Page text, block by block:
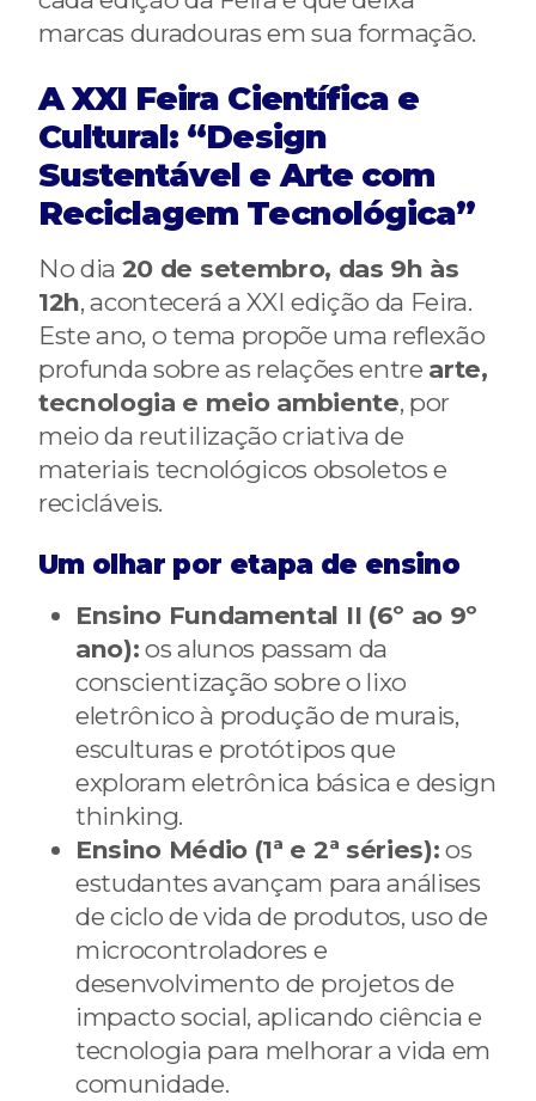
marcas duradouras em sua formação.
A XXI Feira Científica e
Cultural: “Design
Sustentável e Arte com
Reciclagem Tecnológica”
No dia 20 de setembro, das 9h às
12h, acontecerá a XXI edição da Feira.
Este ano, o tema propõe uma reflexão
profunda sobre as relações entre arte,
tecnologia e meio ambiente, por
meio da reutilização criativa de
materiais tecnológicos obsoletos e
recicláveis.
Um olhar por etapa de ensino
Ensino Fundamental II (6º ao 9º
ano): os alunos passam da
conscientização sobre o lixo
eletrônico à produção de murais,
esculturas e protótipos que
exploram eletrônica básica e design
thinking.
Ensino Médio (1ª e 2ª séries): os
estudantes avançam para análises
de ciclo de vida de produtos, uso de
microcontroladores e
desenvolvimento de projetos de
impacto social, aplicando ciência e
tecnologia para melhorar a vida em
comunidade.